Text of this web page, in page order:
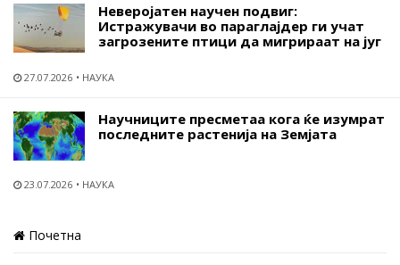
Неверојатен научен подвиг:
Истражувачи во параглајдер ги учат
загрозените птици да мигрираат на југ
27.07.2026 НАУКА
Научниците пресметаа кога ќе изумрат
последните растенија на Земјата
23.07.2026 НАУКА
Почетна